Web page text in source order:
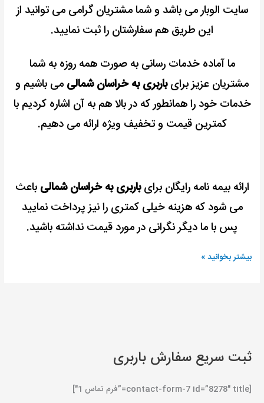
سایت الوبار می باشد و شما مشتریان گرامی می توانید از
این طریق هم سفارشتان را ثبت نمایید.
ما آماده خدمات رسانی به صورت همه روزه به شما
مشتریان عزیز برایباربری به خراسان شمالی می باشیم و
خدمات خود را همانطور که در بالا هم به آن اشاره کردیم با
کمترین قیمت و تخفیف ویژه ارائه می دهیم.
ارائه بیمه نامه رایگان برایباربری به خراسان شمالی باعث
می شود که هزینه خیلی کمتری را نیز پرداخت نمایید
پس با ما دیگر نگرانی در مورد قیمت نداشته باشید.
بیشتر بخوانید »
ثبت سریع سفارش باربری
[contact-form-7 id=”8278″ title=”فرم تماس 1″]